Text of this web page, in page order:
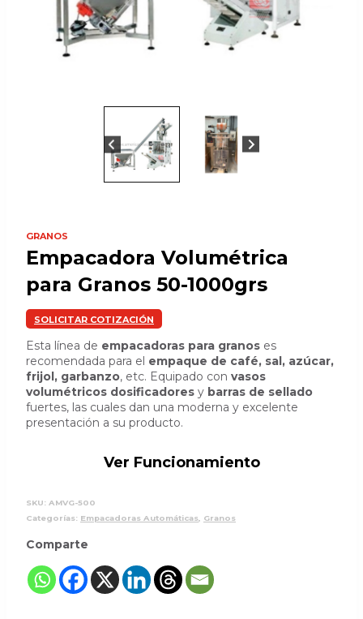
GRANOS
Empacadora Volumétrica
para Granos 50-1000grs
SOLICITAR COTIZACIÓN
Esta línea de empacadoras para granos es
recomendada para el empaque de café, sal, azúcar,
frijol, garbanzo, etc. Equipado con vasos
volumétricos dosificadores y barras de sellado
fuertes, las cuales dan una moderna y excelente
presentación a su producto.
Ver Funcionamiento
SKU: AMVG-500
Categorías: Empacadoras Automáticas, Granos
Comparte